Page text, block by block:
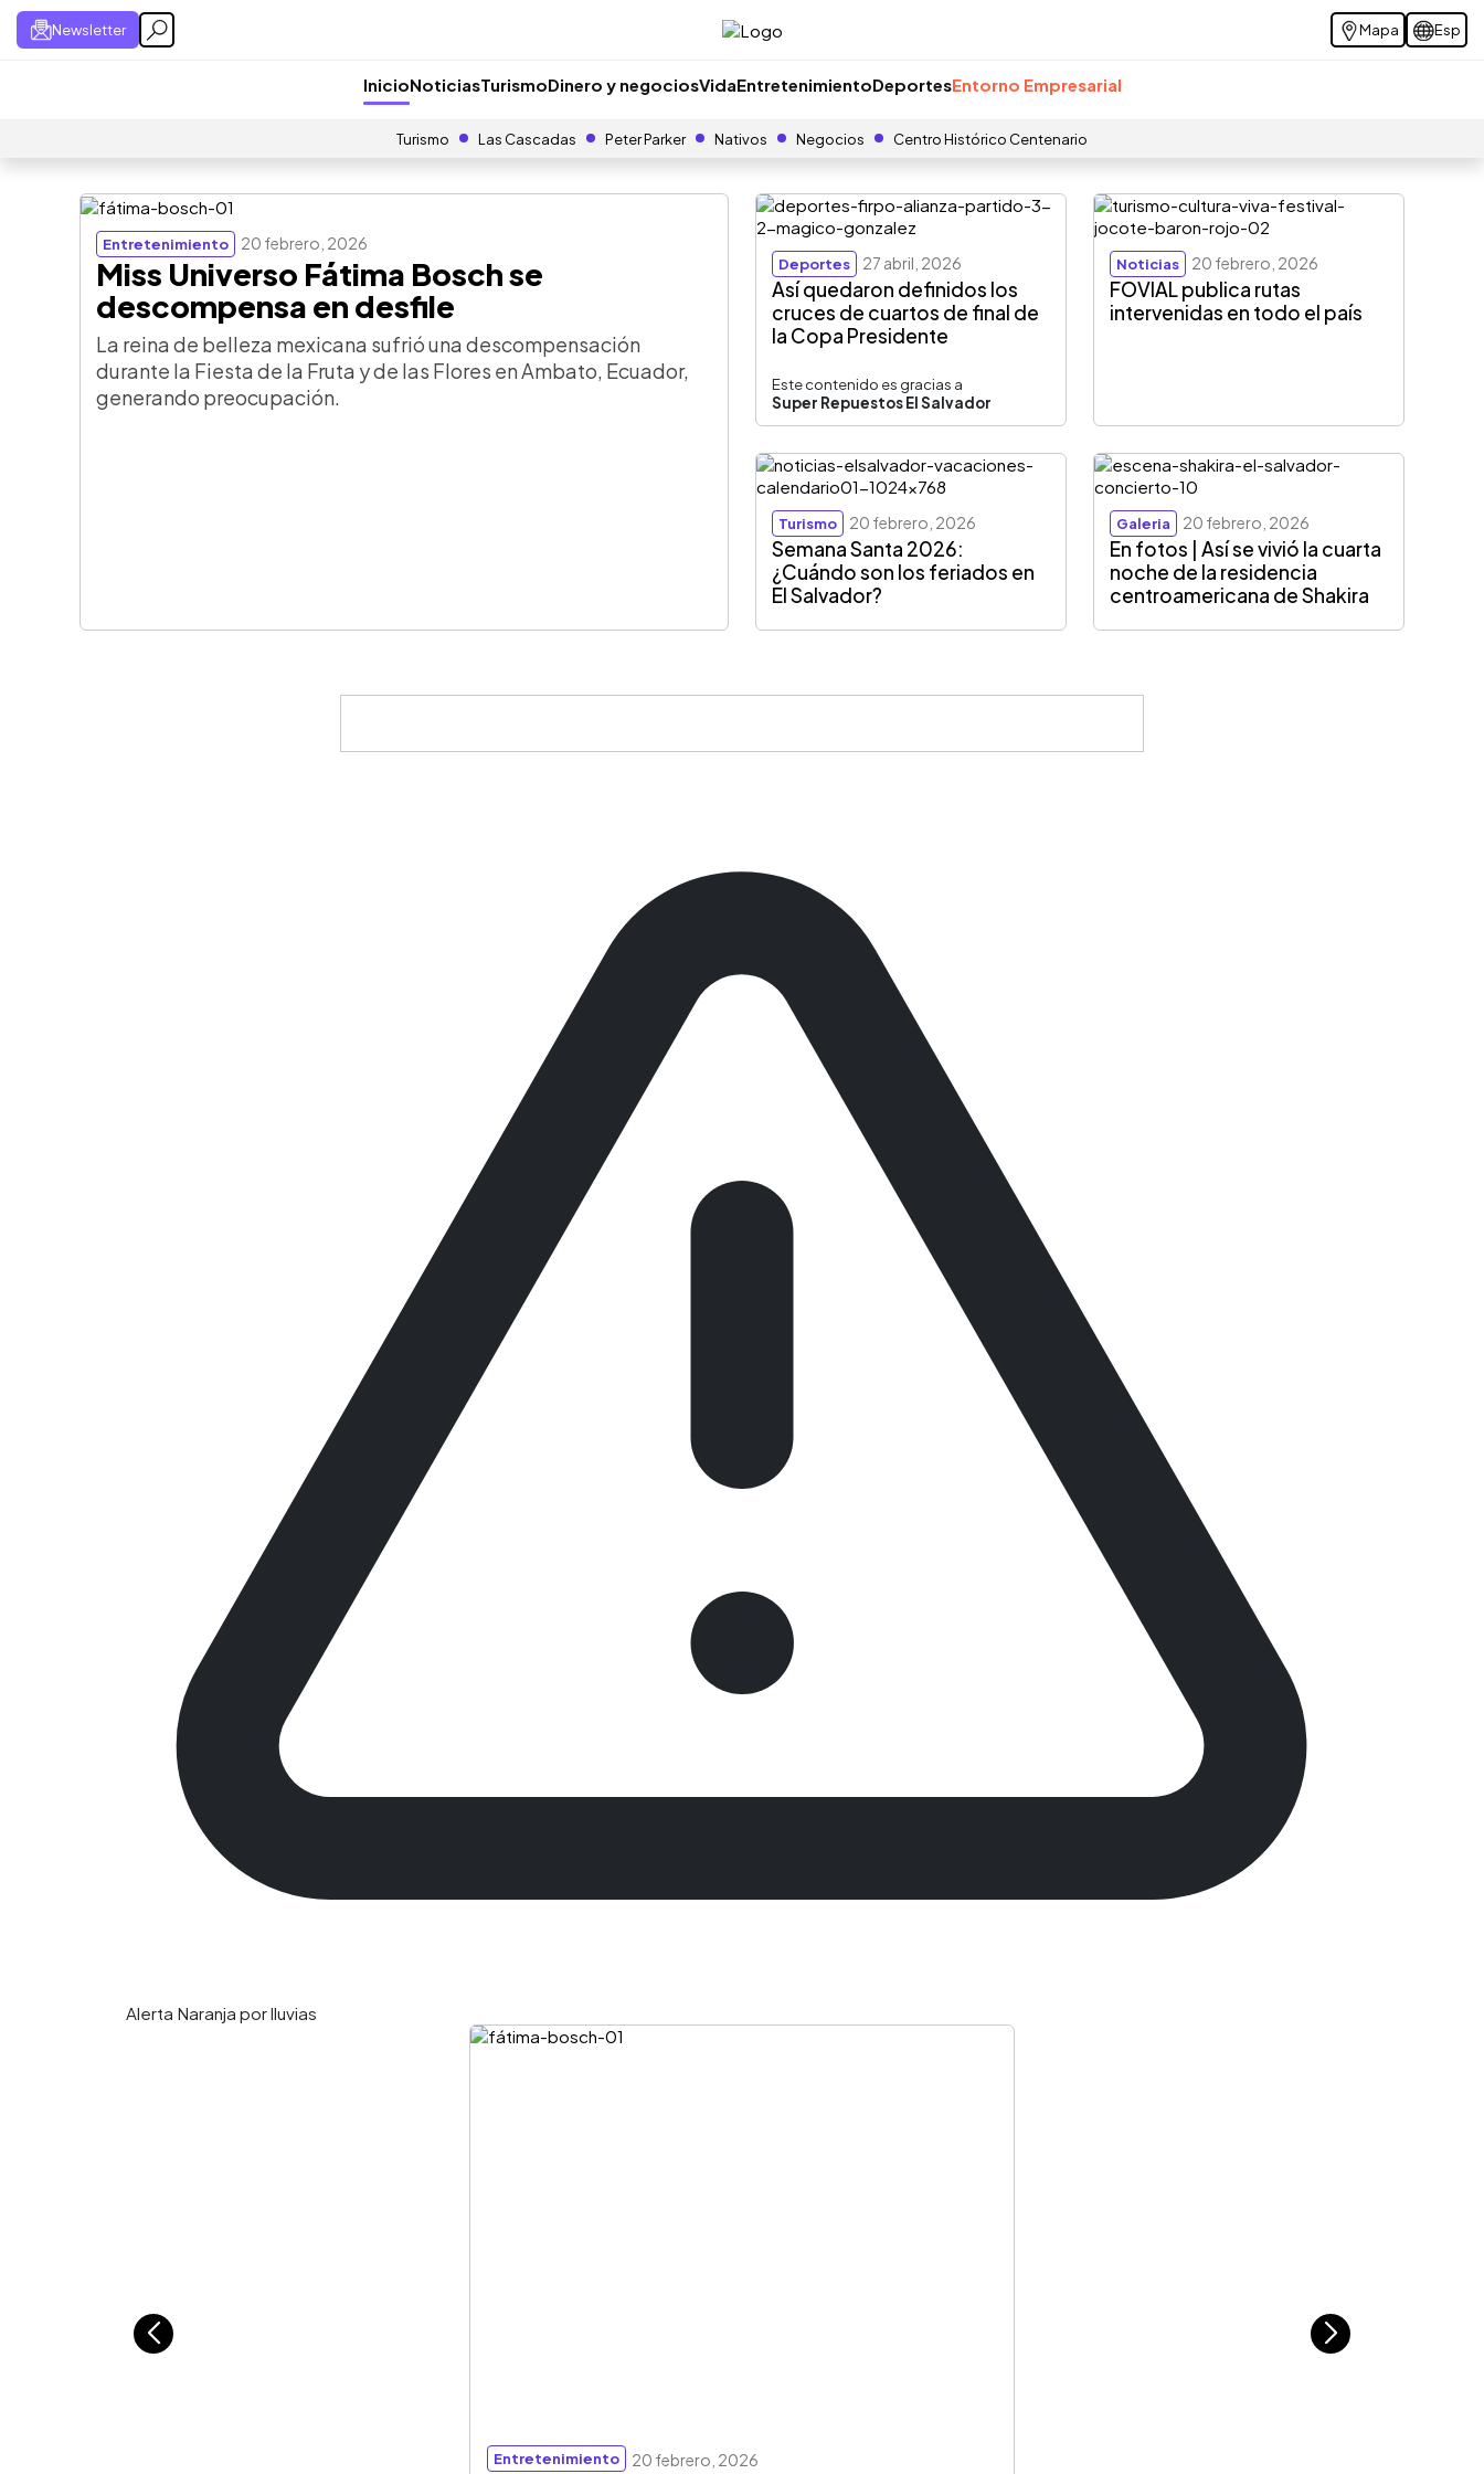
Newsletter Mapa Esp
InicioNoticiasTurismoDinero y negociosVidaEntretenimientoDeportesEntorno Empresarial
Turismo Las Cascadas Peter Parker Nativos Negocios Centro Histórico Centenario
Entretenimiento 20 febrero, 2026
Miss Universo Fátima Bosch se
descompensa en desfile
La reina de belleza mexicana sufrió una descompensación
durante la Fiesta de la Fruta y de las Flores en Ambato, Ecuador,
generando preocupación.
Deportes 27 abril, 2026
Así quedaron definidos los
cruces de cuartos de final de
la Copa Presidente
Este contenido es gracias a
Super Repuestos El Salvador
Noticias 20 febrero, 2026
FOVIAL publica rutas
intervenidas en todo el país
Turismo 20 febrero, 2026
Semana Santa 2026:
¿Cuándo son los feriados en
El Salvador?
Galeria 20 febrero, 2026
En fotos | Así se vivió la cuarta
noche de la residencia
centroamericana de Shakira
Alerta Naranja por lluvias
Entretenimiento 20 febrero, 2026